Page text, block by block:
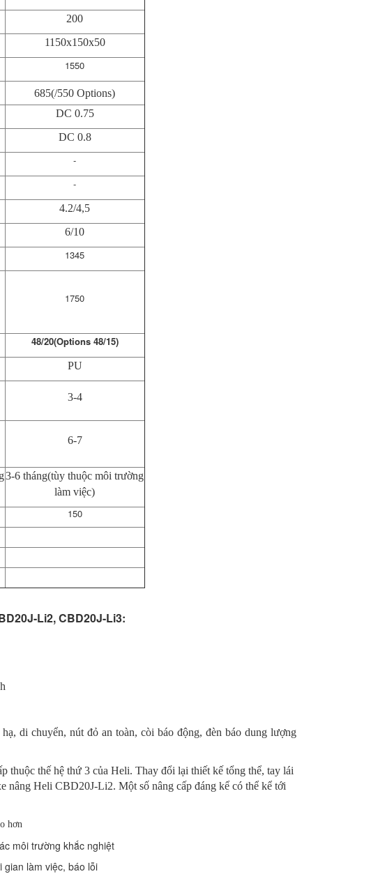
200
1150x150x50
1550
685(/550 Options)
DC 0.75
DC 0.8
-
-
4.2/4,5
6/10
1345
1750
48/20(Options 48/15)
PU
3-4
6-7
3-6 tháng(tùy thuộc môi trường
làm việc)
150
Li2, CBD20J-Li3:
di chuyển, nút đỏ an toàn, còi báo động, đèn báo dung lượng
thuộc thế hệ thứ 3 của Heli. Thay đổi lại thiết kế tổng thể, tay lái
nâng Heli CBD20J-Li2. Một số nâng cấp đáng kể có thể kể tới
hơn
môi trường khắc nghiệt
làm việc, báo lỗi